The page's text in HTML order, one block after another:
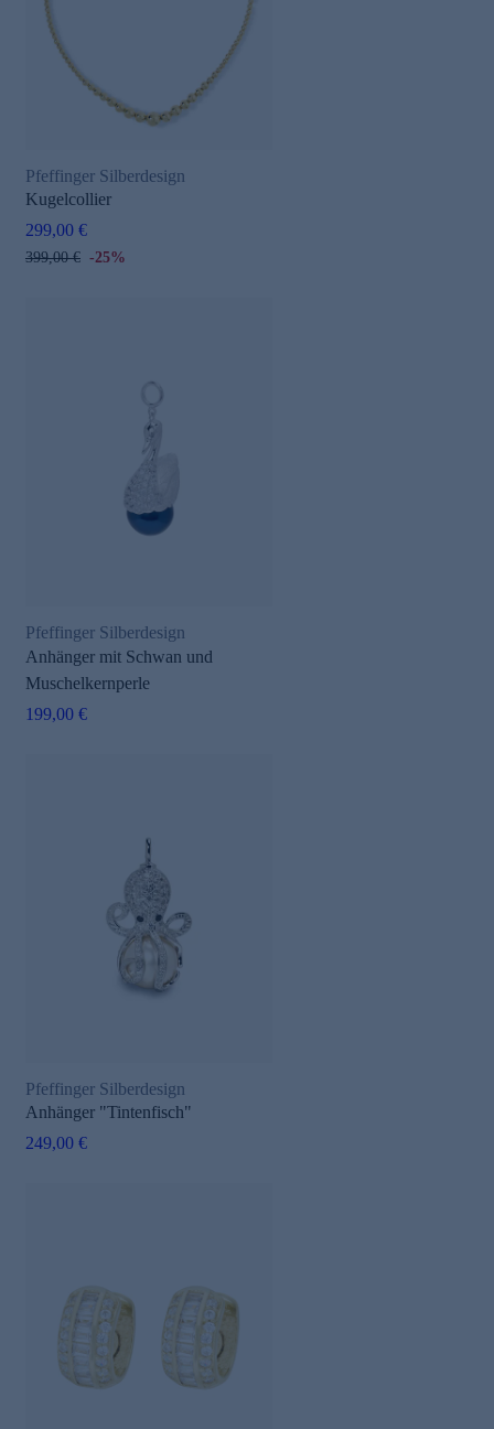
Pfeffinger Silberdesign
Kugelcollier
299,00 €
399,00 € -25%
Pfeffinger Silberdesign
Anhänger mit Schwan und
Muschelkernperle
199,00 €
Pfeffinger Silberdesign
Anhänger "Tintenfisch"
249,00 €